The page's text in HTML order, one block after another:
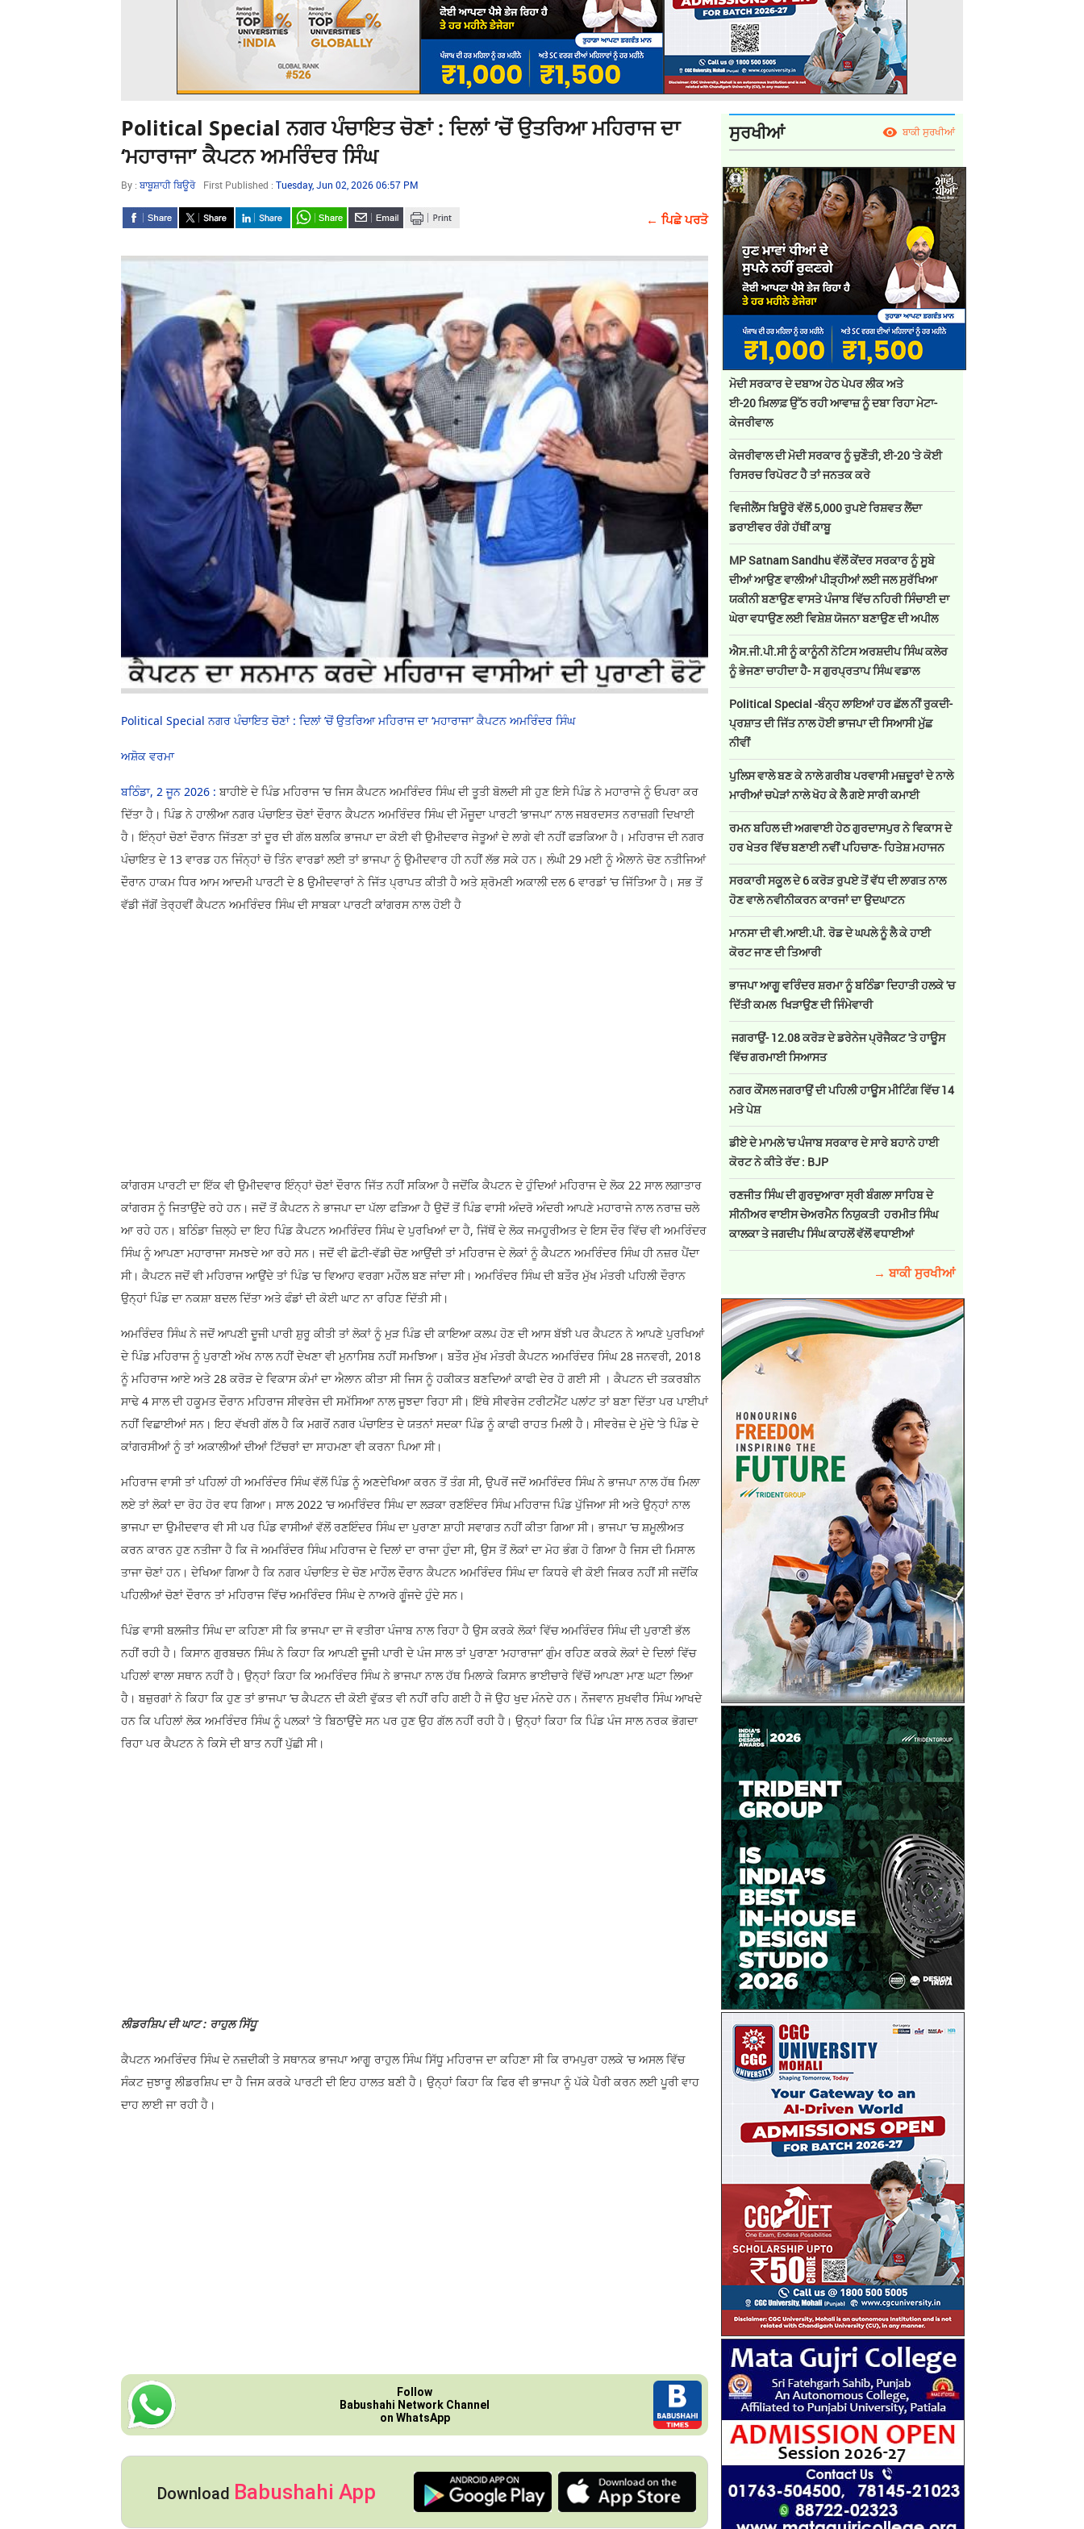
Political Special ਨਗਰ ਪੰਚਾਇਤ ਚੋਣਾਂ : ਦਿਲਾਂ ’ਚੋਂ ਉਤਰਿਆ ਮਹਿਰਾਜ ਦਾ
‘ਮਹਾਰਾਜਾ’ ਕੈਪਟਨ ਅਮਰਿੰਦਰ ਸਿੰਘ
By : ਬਾਬੂਸ਼ਾਹੀ ਬਿਊਰੋ First Published : Tuesday, Jun 02, 2026 06:57 PM
← ਪਿਛੇ ਪਰਤੋ
Political Special ਨਗਰ ਪੰਚਾਇਤ ਚੋਣਾਂ : ਦਿਲਾਂ ’ਚੋਂ ਉਤਰਿਆ ਮਹਿਰਾਜ ਦਾ ‘ਮਹਾਰਾਜਾ’ ਕੈਪਟਨ ਅਮਰਿੰਦਰ ਸਿੰਘ
ਅਸ਼ੋਕ ਵਰਮਾ
ਬਠਿੰਡਾ, 2 ਜੂਨ 2026 :ਬਾਹੀਏ ਦੇ ਪਿੰਡ ਮਹਿਰਾਜ ’ਚ ਜਿਸ ਕੈਪਟਨ ਅਮਰਿੰਦਰ ਸਿੰਘ ਦੀ ਤੂਤੀ ਬੋਲਦੀ ਸੀ ਹੁਣ ਇਸੇ ਪਿੰਡ ਨੇ ਮਹਾਰਾਜੇ ਨੂੰ ਓਪਰਾ ਕਰ
ਦਿੱਤਾ ਹੈ। ਪਿੰਡ ਨੇ ਹਾਲੀਆ ਨਗਰ ਪੰਚਾਇਤ ਚੋਣਾਂ ਦੌਰਾਨ ਕੈਪਟਨ ਅਮਰਿੰਦਰ ਸਿੰਘ ਦੀ ਮੌਜੂਦਾ ਪਾਰਟੀ ‘ਭਾਜਪਾ’ ਨਾਲ ਜਬਰਦਸਤ ਨਰਾਜ਼ਗੀ ਦਿਖਾਈ
ਹੈ। ਇੰਨ੍ਹਾਂ ਚੋਣਾਂ ਦੌਰਾਨ ਜਿੱਤਣਾ ਤਾਂ ਦੂਰ ਦੀ ਗੱਲ ਬਲਕਿ ਭਾਜਪਾ ਦਾ ਕੋਈ ਵੀ ਉਮੀਦਵਾਰ ਜੇਤੂਆਂ ਦੇ ਲਾਗੇ ਵੀ ਨਹੀਂ ਫੜਕਿਆ ਹੈ। ਮਹਿਰਾਜ ਦੀ ਨਗਰ
ਪੰਚਾਇਤ ਦੇ 13 ਵਾਰਡ ਹਨ ਜਿੰਨ੍ਹਾਂ ਚੋ ਤਿੰਨ ਵਾਰਡਾਂ ਲਈ ਤਾਂ ਭਾਜਪਾ ਨੂੰ ਉਮੀਦਵਾਰ ਹੀ ਨਹੀਂ ਲੱਭ ਸਕੇ ਹਨ। ਲੰਘੀ 29 ਮਈ ਨੂੰ ਐਲਾਨੇ ਚੋਣ ਨਤੀਜਿਆਂ
ਦੌਰਾਨ ਹਾਕਮ ਧਿਰ ਆਮ ਆਦਮੀ ਪਾਰਟੀ ਦੇ 8 ਉਮੀਦਵਾਰਾਂ ਨੇ ਜਿੱਤ ਪ੍ਰਾਪਤ ਕੀਤੀ ਹੈ ਅਤੇ ਸ਼੍ਰੋਮਣੀ ਅਕਾਲੀ ਦਲ 6 ਵਾਰਡਾਂ ’ਚ ਜਿੱਤਿਆ ਹੈ। ਸਭ ਤੋਂ
ਵੱਡੀ ਜੱਗੋਂ ਤੇਰ੍ਹਵੀਂ ਕੈਪਟਨ ਅਮਰਿੰਦਰ ਸਿੰਘ ਦੀ ਸਾਬਕਾ ਪਾਰਟੀ ਕਾਂਗਰਸ ਨਾਲ ਹੋਈ ਹੈ
ਕਾਂਗਰਸ ਪਾਰਟੀ ਦਾ ਇੱਕ ਵੀ ਉਮੀਦਵਾਰ ਇੰਨ੍ਹਾਂ ਚੋਣਾਂ ਦੌਰਾਨ ਜਿੱਤ ਨਹੀਂ ਸਕਿਆ ਹੈ ਜਦੋਂਕਿ ਕੈਪਟਨ ਦੇ ਹੁੰਦਿਆਂ ਮਹਿਰਾਜ ਦੇ ਲੋਕ 22 ਸਾਲ ਲਗਾਤਾਰ
ਕਾਂਗਰਸ ਨੂੰ ਜਿਤਾਉਂਦੇ ਰਹੇ ਹਨ। ਜਦੋਂ ਤੋਂ ਕੈਪਟਨ ਨੇ ਭਾਜਪਾ ਦਾ ਪੱਲਾ ਫੜਿਆ ਹੈ ਉਦੋਂ ਤੋਂ ਪਿੰਡ ਵਾਸੀ ਅੰਦਰੋ ਅੰਦਰੀ ਆਪਣੇ ਮਹਾਰਾਜੇ ਨਾਲ ਨਰਾਜ਼ ਚਲੇ
ਆ ਰਹੇ ਹਨ। ਬਠਿੰਡਾ ਜ਼ਿਲ੍ਹੇ ਦਾ ਇਹ ਪਿੰਡ ਕੈਪਟਨ ਅਮਰਿੰਦਰ ਸਿੰਘ ਦੇ ਪੁਰਖਿਆਂ ਦਾ ਹੈ, ਜਿੱਥੋਂ ਦੇ ਲੋਕ ਜਮਹੂਰੀਅਤ ਦੇ ਇਸ ਦੌਰ ਵਿੱਚ ਵੀ ਅਮਰਿੰਦਰ
ਸਿੰਘ ਨੂੰ ਆਪਣਾ ਮਹਾਰਾਜਾ ਸਮਝਦੇ ਆ ਰਹੇ ਸਨ। ਜਦੋਂ ਵੀ ਛੋਟੀ-ਵੱਡੀ ਚੋਣ ਆਉਂਦੀ ਤਾਂ ਮਹਿਰਾਜ ਦੇ ਲੋਕਾਂ ਨੂੰ ਕੈਪਟਨ ਅਮਰਿੰਦਰ ਸਿੰਘ ਹੀ ਨਜ਼ਰ ਪੈਂਦਾ
ਸੀ। ਕੈਪਟਨ ਜਦੋਂ ਵੀ ਮਹਿਰਾਜ ਆਉਂਦੇ ਤਾਂ ਪਿੰਡ ’ਚ ਵਿਆਹ ਵਰਗਾ ਮਹੌਲ ਬਣ ਜਾਂਦਾ ਸੀ। ਅਮਰਿੰਦਰ ਸਿੰਘ ਦੀ ਬਤੌਰ ਮੁੱਖ ਮੰਤਰੀ ਪਹਿਲੀ ਦੌਰਾਨ
ਉਨ੍ਹਾਂ ਪਿੰਡ ਦਾ ਨਕਸ਼ਾ ਬਦਲ ਦਿੱਤਾ­ ਅਤੇ ਫੰਡਾਂ ਦੀ ਕੋਈ ਘਾਟ ਨਾ ਰਹਿਣ ਦਿੱਤੀ ਸੀ।
ਅਮਰਿੰਦਰ ਸਿੰਘ ਨੇ ਜਦੋਂ ਆਪਣੀ ਦੂਜੀ ਪਾਰੀ ਸ਼ੁਰੂ ਕੀਤੀ ਤਾਂ ਲੋਕਾਂ ਨੂੰ ਮੁੜ ਪਿੰਡ ਦੀ ਕਾਇਆ ਕਲਪ ਹੋਣ ਦੀ ਆਸ ਬੱਝੀ ਪਰ ਕੈਪਟਨ ਨੇ ਆਪਣੇ ਪੁਰਖਿਆਂ
ਦੇ ਪਿੰਡ ਮਹਿਰਾਜ ਨੂੰ ਪੁਰਾਣੀ ਅੱਖ ਨਾਲ ਨਹੀਂ ਦੇਖਣਾ ਵੀ ਮੁਨਾਸਿਬ ਨਹੀਂ ਸਮਝਿਆ। ਬਤੌਰ ਮੁੱਖ ਮੰਤਰੀ ਕੈਪਟਨ ਅਮਰਿੰਦਰ ਸਿੰਘ 28 ਜਨਵਰੀ, 2018
ਨੂੰ ਮਹਿਰਾਜ ਆਏ ਅਤੇ 28 ਕਰੋੜ ਦੇ ਵਿਕਾਸ ਕੰਮਾਂ ਦਾ ਐਲਾਨ ਕੀਤਾ ਸੀ ਜਿਸ ਨੂੰ ਹਕੀਕਤ ਬਣਦਿਆਂ ਕਾਫੀ ਦੇਰ ਹੋ ਗਈ ਸੀ । ਕੈਪਟਨ ਦੀ ਤਕਰਬੀਨ
ਸਾਢੇ 4 ਸਾਲ ਦੀ ਹਕੂਮਤ ਦੌਰਾਨ ਮਹਿਰਾਜ ਸੀਵਰੇਜ ਦੀ ਸਮੱਸਿਆ ਨਾਲ ਜੂਝਦਾ ਰਿਹਾ ਸੀ। ਇੱਥੇ ਸੀਵਰੇਜ ਟਰੀਟਮੈਂਟ ਪਲਾਂਟ ਤਾਂ ਬਣਾ ਦਿੱਤਾ ਪਰ ਪਾਈਪਾਂ
ਨਹੀਂ ਵਿਛਾਈਆਂ ਸਨ। ਇਹ ਵੱਖਰੀ ਗੱਲ ਹੈ ਕਿ ਮਗਰੋਂ ਨਗਰ ਪੰਚਾਇਤ ਦੇ ਯਤਨਾਂ ਸਦਕਾ ਪਿੰਡ ਨੂੰ ਕਾਫੀ ਰਾਹਤ ਮਿਲੀ ਹੈ। ਸੀਵਰੇਜ਼ ਦੇ ਮੁੱਦੇ ’ਤੇ ਪਿੰਡ ਦੇ
ਕਾਂਗਰਸੀਆਂ ਨੂੰ ਤਾਂ ਅਕਾਲੀਆਂ ਦੀਆਂ ਟਿੱਚਰਾਂ ਦਾ ਸਾਹਮਣਾ ਵੀ ਕਰਨਾ ਪਿਆ ਸੀ।
ਮਹਿਰਾਜ ਵਾਸੀ ਤਾਂ ਪਹਿਲਾਂ ਹੀ ਅਮਰਿੰਦਰ ਸਿੰਘ ਵੱਲੋਂ ਪਿੰਡ ਨੂੰ ਅਣਦੇਖਿਆ ਕਰਨ ਤੋਂ ਤੰਗ ਸੀ, ਉਪਰੋਂ ਜਦੋਂ ਅਮਰਿੰਦਰ ਸਿੰਘ ਨੇ ਭਾਜਪਾ ਨਾਲ ਹੱਥ ਮਿਲਾ
ਲਏ ਤਾਂ ਲੋਕਾਂ ਦਾ ਰੋਹ ਹੋਰ ਵਧ ਗਿਆ। ਸਾਲ 2022 ’ਚ ਅਮਰਿੰਦਰ ਸਿੰਘ ਦਾ ਲੜਕਾ ਰਣਇੰਦਰ ਸਿੰਘ ਮਹਿਰਾਜ ਪਿੰਡ ਪੁੱਜਿਆ ਸੀ ਅਤੇ ਉਨ੍ਹਾਂ ਨਾਲ
ਭਾਜਪਾ ਦਾ ਉਮੀਦਵਾਰ ਵੀ ਸੀ ਪਰ ਪਿੰਡ ਵਾਸੀਆਂ ਵੱਲੋਂ ਰਣਇੰਦਰ ਸਿੰਘ ਦਾ ਪੁਰਾਣਾ ਸ਼ਾਹੀ ਸਵਾਗਤ ਨਹੀਂ ਕੀਤਾ ਗਿਆ ਸੀ। ਭਾਜਪਾ ’ਚ ਸ਼ਮੂਲੀਅਤ
ਕਰਨ ਕਾਰਨ ਹੁਣ ਨਤੀਜਾ ਹੈ ਕਿ ਜੋ ਅਮਰਿੰਦਰ ਸਿੰਘ ਮਹਿਰਾਜ ਦੇ ਦਿਲਾਂ ਦਾ ਰਾਜਾ ਹੁੰਦਾ ਸੀ, ਉਸ ਤੋਂ ਲੋਕਾਂ ਦਾ ਮੋਹ ਭੰਗ ਹੋ ਗਿਆ ਹੈ ਜਿਸ ਦੀ ਮਿਸਾਲ
ਤਾਜਾ ਚੋਣਾਂ ਹਨ। ਦੇਖਿਆ ਗਿਆ ਹੈ ਕਿ ਨਗਰ ਪੰਚਾਇਤ ਦੇ ਚੋਣ ਮਾਹੌਲ ਦੌਰਾਨ ਕੈਪਟਨ ਅਮਰਿੰਦਰ ਸਿੰਘ ਦਾ ਕਿਧਰੇ ਵੀ ਕੋਈ ਜਿਕਰ ਨਹੀਂ ਸੀ ਜਦੋਂਕਿ
ਪਹਿਲੀਆਂ ਚੋਣਾਂ ਦੌਰਾਨ ਤਾਂ ਮਹਿਰਾਜ ਵਿੱਚ ਅਮਰਿੰਦਰ ਸਿੰਘ ਦੇ ਨਾਅਰੇ ਗੂੰਜਦੇ ਹੁੰਦੇ ਸਨ।
ਪਿੰਡ ਵਾਸੀ ਬਲਜੀਤ ਸਿੰਘ ਦਾ ਕਹਿਣਾ ਸੀ ਕਿ ਭਾਜਪਾ ਦਾ ਜੋ ਵਤੀਰਾ ਪੰਜਾਬ ਨਾਲ ਰਿਹਾ ਹੈ ਉਸ ਕਰਕੇ ਲੋਕਾਂ ਵਿੱਚ ਅਮਰਿੰਦਰ ਸਿੰਘ ਦੀ ਪੁਰਾਣੀ ਭੱਲ
ਨਹੀਂ ਰਹੀ ਹੈ। ਕਿਸਾਨ ਗੁਰਬਚਨ ਸਿੰਘ ਨੇ ਕਿਹਾ ਕਿ ਆਪਣੀ ਦੂਜੀ ਪਾਰੀ ਦੇ ਪੰਜ ਸਾਲ ਤਾਂ ਪੁਰਾਣਾ ‘ਮਹਾਰਾਜਾ’ ਗੁੰਮ ਰਹਿਣ ਕਰਕੇ ਲੋਕਾਂ ਦੇ ਦਿਲਾਂ ਵਿੱਚ
ਪਹਿਲਾਂ ਵਾਲਾ ਸਥਾਨ ਨਹੀਂ ਹੈ। ਉਨ੍ਹਾਂ ਕਿਹਾ ਕਿ ਅਮਰਿੰਦਰ ਸਿੰਘ ਨੇ ਭਾਜਪਾ ਨਾਲ ਹੱਥ ਮਿਲਾਕੇ ਕਿਸਾਨ ਭਾਈਚਾਰੇ ਵਿੱਚੋਂ ਆਪਣਾ ਮਾਣ ਘਟਾ ਲਿਆ
ਹੈ। ਬਜ਼ੁਰਗਾਂ ਨੇ ਕਿਹਾ ਕਿ ਹੁਣ ਤਾਂ ਭਾਜਪਾ ’ਚ ਕੈਪਟਨ ਦੀ ਕੋਈ ਵੁੱਕਤ ਵੀ ਨਹੀਂ ਰਹਿ ਗਈ ਹੈ ਜੋ ਉਹ ਖੁਦ ਮੰਨਦੇ ਹਨ। ਨੌਜਵਾਨ ਸੁਖਵੀਰ ਸਿੰਘ ਆਖਦੇ
ਹਨ ਕਿ ਪਹਿਲਾਂ ਲੋਕ ਅਮਰਿੰਦਰ ਸਿੰਘ ਨੂੰ ਪਲਕਾਂ ’ਤੇ ਬਿਠਾਉਂਦੇ ਸਨ ਪਰ ਹੁਣ ਉਹ ਗੱਲ ਨਹੀਂ ਰਹੀ ਹੈ। ਉਨ੍ਹਾਂ ਕਿਹਾ ਕਿ ਪਿੰਡ ਪੰਜ ਸਾਲ ਨਰਕ ਭੋਗਦਾ
ਰਿਹਾ ਪਰ ਕੈਪਟਨ ਨੇ ਕਿਸੇ ਦੀ ਬਾਤ ਨਹੀਂ ਪੁੱਛੀ ਸੀ।
ਲੀਡਰਸ਼ਿਪ ਦੀ ਘਾਟ : ਰਾਹੁਲ ਸਿੱਧੂ
ਕੈਪਟਨ ਅਮਰਿੰਦਰ ਸਿੰਘ ਦੇ ਨਜ਼ਦੀਕੀ ਤੇ ਸਥਾਨਕ ਭਾਜਪਾ ਆਗੂ ਰਾਹੁਲ ਸਿੰਘ ਸਿੱਧੂ ਮਹਿਰਾਜ ਦਾ ਕਹਿਣਾ ਸੀ ਕਿ ਰਾਮਪੁਰਾ ਹਲਕੇ ’ਚ ਅਸਲ ਵਿੱਚ
ਸੰਕਟ ਜੁਝਾਰੂ ਲੀਡਰਸ਼ਿਪ ਦਾ ਹੈ ਜਿਸ ਕਰਕੇ ਪਾਰਟੀ ਦੀ ਇਹ ਹਾਲਤ ਬਣੀ ਹੈ। ਉਨ੍ਹਾਂ ਕਿਹਾ ਕਿ ਫਿਰ ਵੀ ਭਾਜਪਾ ਨੂੰ ਪੱਕੇ ਪੈਰੀ ਕਰਨ ਲਈ ਪੂਰੀ ਵਾਹ
ਦਾਹ ਲਾਈ ਜਾ ਰਹੀ ਹੈ।
Follow
Babushahi Network Channel
on WhatsApp
Download Babushahi App
ਸੁਰਖੀਆਂ ਬਾਕੀ ਸੁਰਖੀਆਂ
ਮੋਦੀ ਸਰਕਾਰ ਦੇ ਦਬਾਅ ਹੇਠ ਪੇਪਰ ਲੀਕ ਅਤੇ
ਈ-20 ਖ਼ਿਲਾਫ਼ ਉੱਠ ਰਹੀ ਆਵਾਜ਼ ਨੂੰ ਦਬਾ ਰਿਹਾ ਮੇਟਾ-
ਕੇਜਰੀਵਾਲ
ਕੇਜਰੀਵਾਲ ਦੀ ਮੋਦੀ ਸਰਕਾਰ ਨੂੰ ਚੁਣੌਤੀ, ਈ-20 'ਤੇ ਕੋਈ
ਰਿਸਰਚ ਰਿਪੋਰਟ ਹੈ ਤਾਂ ਜਨਤਕ ਕਰੇ
ਵਿਜੀਲੈਂਸ ਬਿਊਰੋ ਵੱਲੋਂ 5,000 ਰੁਪਏ ਰਿਸ਼ਵਤ ਲੈਂਦਾ
ਡਰਾਈਵਰ ਰੰਗੇ ਹੱਥੀਂ ਕਾਬੂ
MP Satnam Sandhu ਵੱਲੋਂ ਕੇਂਦਰ ਸਰਕਾਰ ਨੂੰ ਸੂਬੇ
ਦੀਆਂ ਆਉਣ ਵਾਲੀਆਂ ਪੀੜ੍ਹੀਆਂ ਲਈ ਜਲ ਸੁਰੱਖਿਆ
ਯਕੀਨੀ ਬਣਾਉਣ ਵਾਸਤੇ ਪੰਜਾਬ ਵਿੱਚ ਨਹਿਰੀ ਸਿੰਚਾਈ ਦਾ
ਘੇਰਾ ਵਧਾਉਣ ਲਈ ਵਿਸ਼ੇਸ਼ ਯੋਜਨਾ ਬਣਾਉਣ ਦੀ ਅਪੀਲ
ਐਸ.ਜੀ.ਪੀ.ਸੀ ਨੂੰ ਕਾਨੂੰਨੀ ਨੋਟਿਸ ਅਰਸ਼ਦੀਪ ਸਿੰਘ ਕਲੇਰ
ਨੂੰ ਭੇਜਣਾ ਚਾਹੀਦਾ ਹੈ- ਸ ਗੁਰਪ੍ਰਤਾਪ ਸਿੰਘ ਵਡਾਲ
Political Special -ਬੰਨ੍ਹ ਲਾਇਆਂ ਹਰ ਛੱਲ ਨੀਂ ਰੁਕਦੀ-
ਪ੍ਰਸ਼ਾਤ ਦੀ ਜਿੱਤ ਨਾਲ ਹੋਈ ਭਾਜਪਾ ਦੀ ਸਿਆਸੀ ਮੁੱਛ
ਨੀਵੀਂ
ਪੁਲਿਸ ਵਾਲੇ ਬਣ ਕੇ ਨਾਲੇ ਗਰੀਬ ਪਰਵਾਸੀ ਮਜ਼ਦੂਰਾਂ ਦੇ ਨਾਲੇ
ਮਾਰੀਆਂ ਚਪੇੜਾਂ ਨਾਲੇ ਖੋਹ ਕੇ ਲੈ ਗਏ ਸਾਰੀ ਕਮਾਈ
ਰਮਨ ਬਹਿਲ ਦੀ ਅਗਵਾਈ ਹੇਠ ਗੁਰਦਾਸਪੁਰ ਨੇ ਵਿਕਾਸ ਦੇ
ਹਰ ਖੇਤਰ ਵਿੱਚ ਬਣਾਈ ਨਵੀਂ ਪਹਿਚਾਣ- ਹਿਤੇਸ਼ ਮਹਾਜਨ
ਸਰਕਾਰੀ ਸਕੂਲ ਦੇ 6 ਕਰੋੜ ਰੁਪਏ ਤੋਂ ਵੱਧ ਦੀ ਲਾਗਤ ਨਾਲ
ਹੋਣ ਵਾਲੇ ਨਵੀਨੀਕਰਨ ਕਾਰਜਾਂ ਦਾ ਉਦਘਾਟਨ
ਮਾਨਸਾ ਦੀ ਵੀ.ਆਈ.ਪੀ. ਰੋਡ ਦੇ ਘਪਲੇ ਨੂੰ ਲੈ ਕੇ ਹਾਈ
ਕੋਰਟ ਜਾਣ ਦੀ ਤਿਆਰੀ
ਭਾਜਪਾ ਆਗੂ ਵਰਿੰਦਰ ਸ਼ਰਮਾ ਨੂੰ ਬਠਿੰਡਾ ਦਿਹਾਤੀ ਹਲਕੇ 'ਚ
ਦਿੱਤੀ ਕਮਲ ਖਿੜਾਉਣ ਦੀ ਜਿੰਮੇਵਾਰੀ
ਜਗਰਾਉਂ- 12.08 ਕਰੋੜ ਦੇ ਡਰੇਨੇਜ ਪ੍ਰੋਜੈਕਟ 'ਤੇ ਹਾਊਸ
ਵਿੱਚ ਗਰਮਾਈ ਸਿਆਸਤ
ਨਗਰ ਕੌਂਸਲ ਜਗਰਾਉਂ ਦੀ ਪਹਿਲੀ ਹਾਊਸ ਮੀਟਿੰਗ ਵਿੱਚ 14
ਮਤੇ ਪੇਸ਼
ਡੀਏ ਦੇ ਮਾਮਲੇ 'ਚ ਪੰਜਾਬ ਸਰਕਾਰ ਦੇ ਸਾਰੇ ਬਹਾਨੇ ਹਾਈ
ਕੋਰਟ ਨੇ ਕੀਤੇ ਰੱਦ : BJP
ਰਣਜੀਤ ਸਿੰਘ ਦੀ ਗੁਰਦੁਆਰਾ ਸ੍ਰੀ ਬੰਗਲਾ ਸਾਹਿਬ ਦੇ
ਸੀਨੀਅਰ ਵਾਈਸ ਚੇਅਰਮੈਨ ਨਿਯੁਕਤੀ ਹਰਮੀਤ ਸਿੰਘ
ਕਾਲਕਾ ਤੇ ਜਗਦੀਪ ਸਿੰਘ ਕਾਹਲੋਂ ਵੱਲੋਂ ਵਧਾਈਆਂ
→ ਬਾਕੀ ਸੁਰਖੀਆਂ